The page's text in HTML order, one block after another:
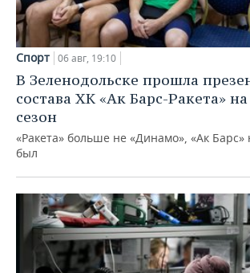
Спорт 06 авг, 19:10
В Зеленодольске прошла
состава ХК «Ак Барс-Ракета»
сезон
«Ракета» больше не «Динамо», «Ак Барс»
был